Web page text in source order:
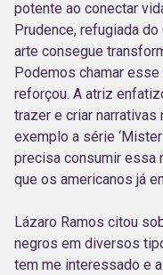
potente ao conectar
Prudence, refugiada do
arte consegue
Podemos chamar esse
reforçou. A atriz
trazer e criar
exemplo a série ‘Mister
precisa consumir essa
que os americanos já
Lázaro Ramos citou
negros em diversos
tem me interessado e